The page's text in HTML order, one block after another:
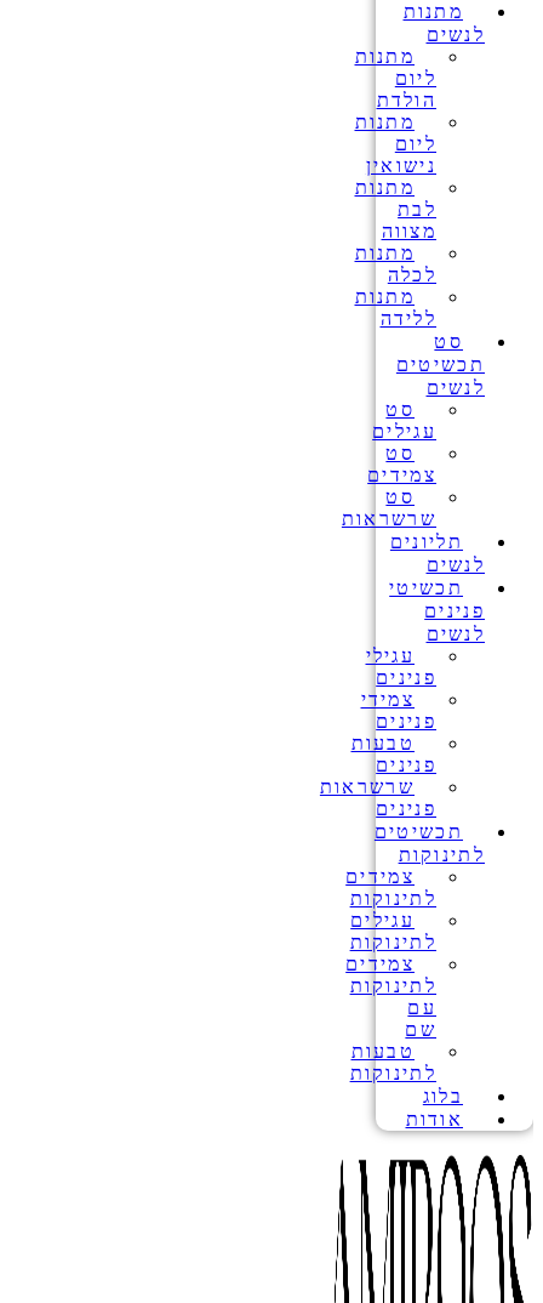
מתנות
לנשים
מתנות
ליום
הולדת
מתנות
ליום
נישואין
מתנות
לבת
מצווה
מתנות
לכלה
מתנות
ללידה
סט
תכשיטים
לנשים
סט
עגילים
סט
צמידים
סט
שרשראות
תליונים
לנשים
תכשיטי
פנינים
לנשים
עגילי
פנינים
צמידי
פנינים
טבעות
פנינים
שרשראות
פנינים
תכשיטים
לתינוקות
צמידים
לתינוקות
עגילים
לתינוקות
צמידים
לתינוקות
עם
שם
טבעות
לתינוקות
בלוג
אודות